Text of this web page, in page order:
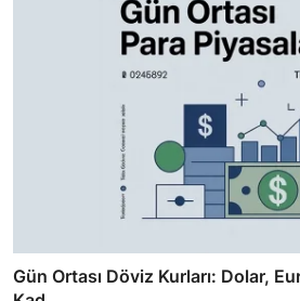
Gün Ortası Döviz Kurları: Dolar,